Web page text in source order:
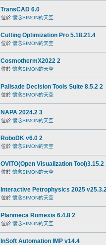
TransCAD 6.0
位於 懷念SIMON的天空
Cutting Optimization Pro 5.18.21.4
位於 懷念SIMON的天空
CosmothermX2022 2
位於 懷念SIMON的天空
Palisade Decision Tools Suite 8.5.2 2
位於 懷念SIMON的天空
NAPA 2024.2 3
位於 懷念SIMON的天空
RoboDK v6.0 2
位於 懷念SIMON的天空
OVITO(Open Visualization Tool)3.15.2
位於 懷念SIMON的天空
Interactive Petrophysics 2025
位於 懷念SIMON的天空
Planmeca Romexis 6.4.8 2
位於 懷念SIMON的天空
InSoft Automation IMP v14.4